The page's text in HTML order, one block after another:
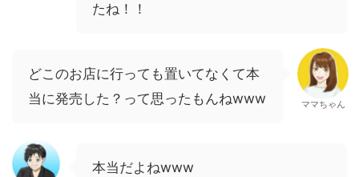
たね！！
どこのお店に行っても置いてなくて本
当に発売した？って思ったもんねwww
ママちゃん
本当だよねwww